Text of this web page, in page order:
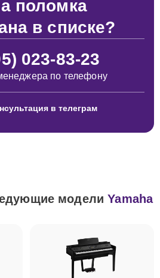
поломка
в списке?
023-83-23
по телефону
в телеграм
моделиYamaha